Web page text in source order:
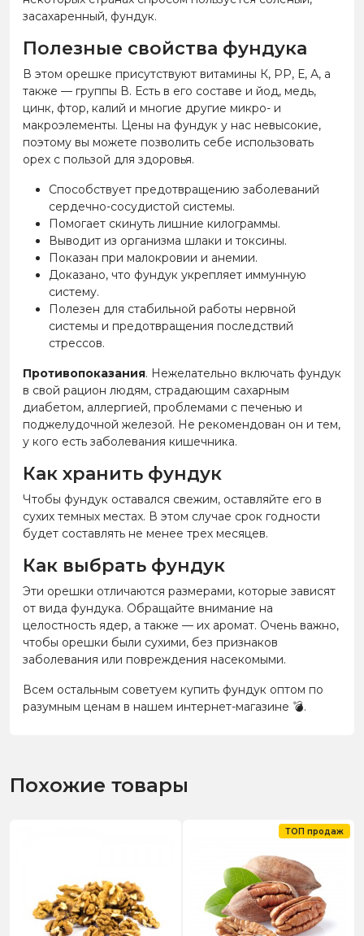
засахаренный, фундук.
Полезные свойства фундука
В этом орешке присутствуют витамины К, РР, Е, А, а
также — группы В. Есть в его составе и йод, медь,
цинк, фтор, калий и многие другие микро- и
макроэлементы. Цены на фундук у нас невысокие,
поэтому вы можете позволить себе использовать
орех с пользой для здоровья.
Способствует предотвращению заболеваний
сердечно-сосудистой системы.
Помогает скинуть лишние килограммы.
Выводит из организма шлаки и токсины.
Показан при малокровии и анемии.
Доказано, что фундук укрепляет иммунную
систему.
Полезен для стабильной работы нервной
системы и предотвращения последствий
стрессов.
Противопоказания. Нежелательно включать фундук
в свой рацион людям, страдающим сахарным
диабетом, аллергией, проблемами с печенью и
поджелудочной железой. Не рекомендован он и тем,
у кого есть заболевания кишечника.
Как хранить фундук
Чтобы фундук оставался свежим, оставляйте его в
сухих темных местах. В этом случае срок годности
будет составлять не менее трех месяцев.
Как выбрать фундук
Эти орешки отличаются размерами, которые зависят
от вида фундука. Обращайте внимание на
целостность ядер, а также — их аромат. Очень важно,
чтобы орешки были сухими, без признаков
заболевания или повреждения насекомыми.
Всем остальным советуем купить фундук оптом по
разумным ценам в нашем интернет-магазине 💣.
Похожие товары
ТОП продаж